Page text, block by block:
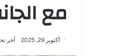
مع
أكتوبر 29, 2025 آخر